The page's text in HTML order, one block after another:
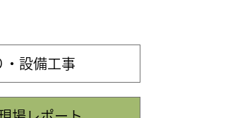
・設備工事